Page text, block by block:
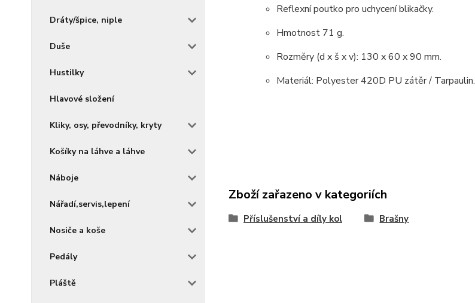
Dráty/špice, niple
Duše
Hustilky
Hlavové složení
Kliky, osy, převodníky, kryty
Košíky na láhve a láhve
Náboje
Nářadí,servis,lepení
Nosiče a koše
Pedály
Pláště
Reflexní poutko pro uchycení blikačky.
Hmotnost 71 g.
Rozměry (d x š x v): 130 x 60 x 90 mm.
Materiál: Polyester 420D PU zátěr / Tarpaulin.
Zboží zařazeno v kategoriích
Příslušenství a díly kol Brašny